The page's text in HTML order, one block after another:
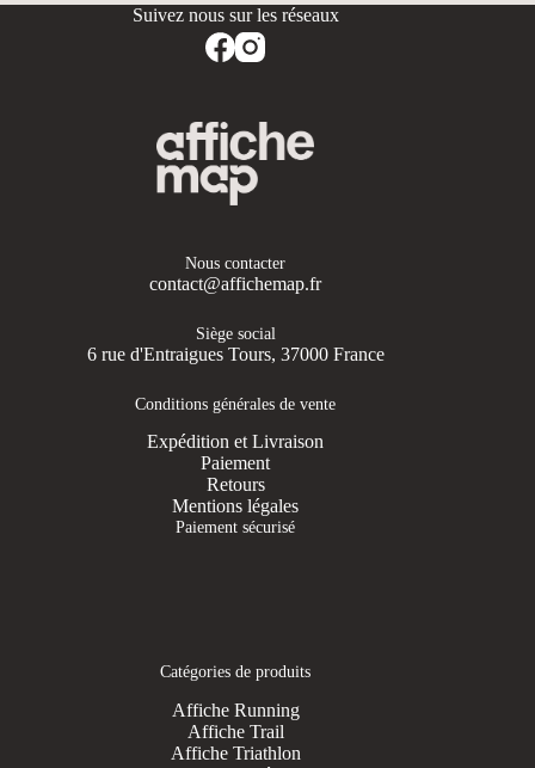
Nous contacter
contact@affichemap.fr
Siège social
6 rue d'Entraigues Tours, 37000 France
Conditions générales de vente
Expédition et Livraison
Paiement
Retours
Mentions légales
Paiement sécurisé
Catégories de produits
Affiche Running
Affiche Trail
Affiche Triathlon